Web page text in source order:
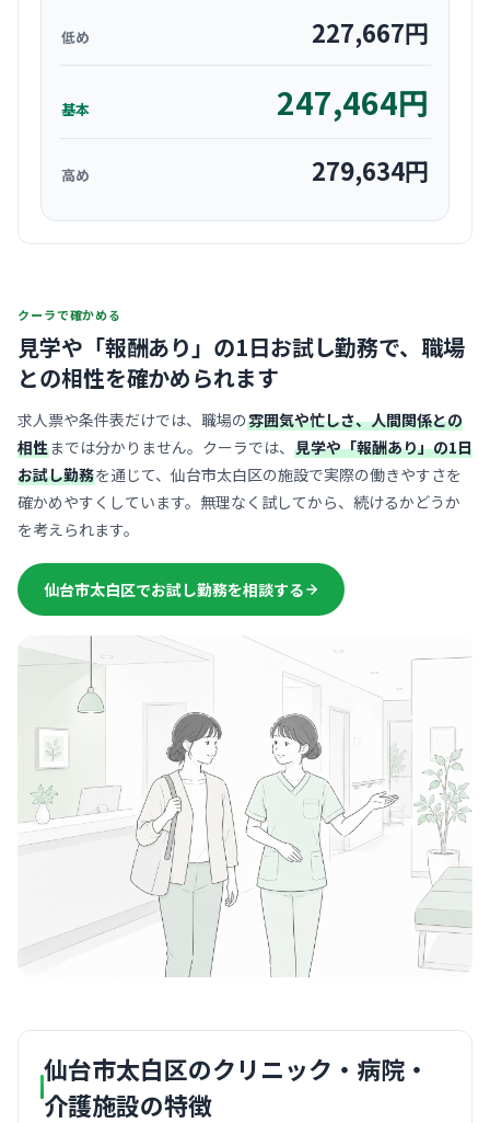
低め 227,667円
基本 247,464円
高め 279,634円
クーラで確かめる
見学や「報酬あり」の1日お試し勤務で、 職場
との相性を確かめられます
求人票や条件表だけでは、職場の雰囲気や忙しさ、人間関係との
相性までは分かりません。クーラでは、 見学や「報酬あり」の1日
お試し勤務を通じて、仙台市太白区の施設で実際の働きやすさを
確かめやすくしています。無理なく試してから、続けるかどうか
を考えられます。
仙台市太白区でお試し勤務を相談する
仙台市太白区のクリニック・病院・
介護施設の特徴